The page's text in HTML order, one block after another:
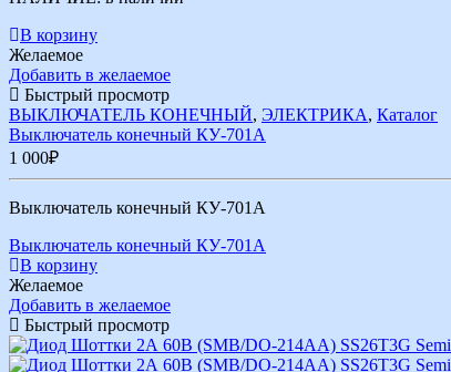
В корзину
Желаемое
Добавить в желаемое
Быстрый просмотр
ВЫКЛЮЧАТЕЛЬ КОНЕЧНЫЙ, ЭЛЕКТРИКА, Каталог
Выключатель конечный КУ-701А
1 000₽
Выключатель конечный КУ-701А
Выключатель конечный КУ-701А
В корзину
Желаемое
Добавить в желаемое
Быстрый просмотр